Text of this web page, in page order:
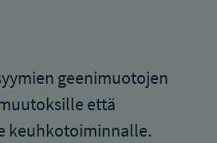
geenimuotojen
että
keuhkotoiminnalle.